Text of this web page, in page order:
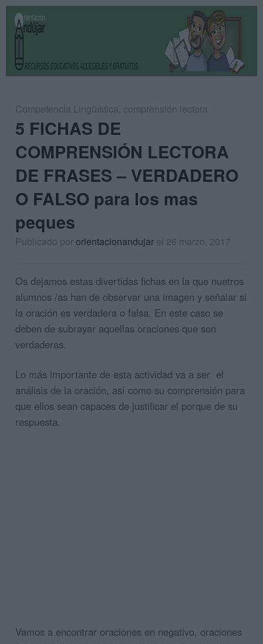
Competencia Lingüística, comprensión lectora
5 FICHAS DE
COMPRENSIÓN LECTORA
DE FRASES – VERDADERO
O FALSO para los mas
peques
Publicado pororientacionandujar el 26 marzo, 2017
Os dejamos estas divertidas fichas en la que nuetros
alumnos /as han de observar una imagen y señalar si
la oración es verdadera o falsa. En este caso se
deben de subrayar aquellas oraciones que son
verdaderas.
Lo más importante de esta actividad va a ser el
análisis de la oración, así como su comprensión para
que ellos sean capaces de justificar el porque de su
respuesta.
Vamos a encontrar oraciones en negativo, oraciones